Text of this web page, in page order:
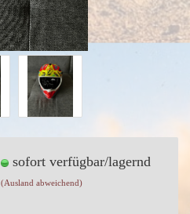
sofort verfügbar/lagernd
(Ausland abweichend)